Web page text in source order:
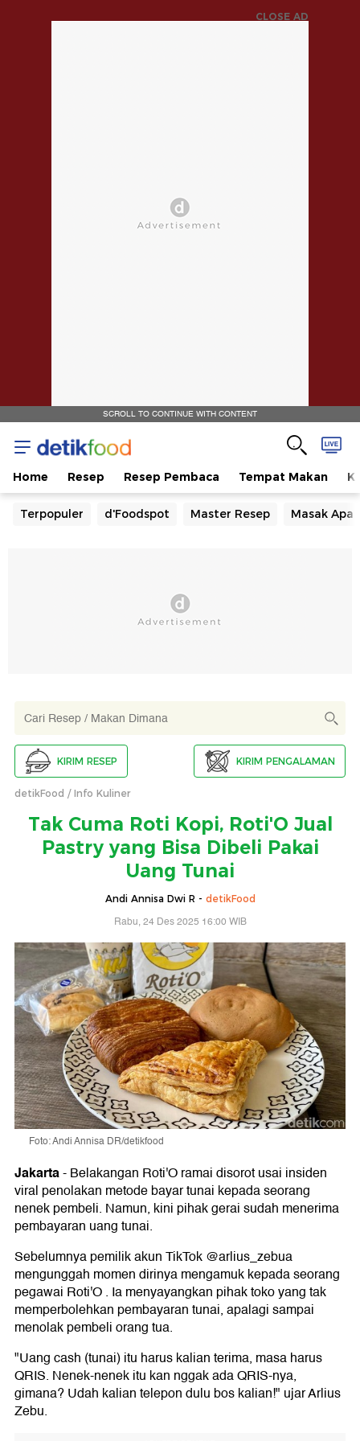
CLOSE AD
SCROLL TO CONTINUE WITH CONTENT
Home Resep Resep Pembaca Tempat Makan
Terpopuler d'Foodspot Master Resep Masak Apa
KIRIM RESEP KIRIM PENGALAMAN
detikFood Info Kuliner
Tak Cuma Roti Kopi, Roti'O Jual
Pastry yang Bisa Dibeli Pakai
Uang Tunai
Andi Annisa Dwi R - detikFood
Rabu, 24 Des 2025 16:00 WIB
Foto: Andi Annisa DR/detikfood
Jakarta-Belakangan Roti'O ramai disorot usai insiden
viral penolakan metode bayar tunai kepada seorang
nenek pembeli. Namun, kini pihak gerai sudah menerima
pembayaran uang tunai.
Sebelumnya pemilik akun TikTok @arlius_zebua
mengunggah momen dirinya mengamuk kepada seorang
pegawai Roti'O . Ia menyayangkan pihak toko yang tak
memperbolehkan pembayaran tunai, apalagi sampai
menolak pembeli orang tua.
"Uang cash (tunai) itu harus kalian terima, masa harus
QRIS. Nenek-nenek itu kan nggak ada QRIS-nya,
gimana? Udah kalian telepon dulu bos kalian!" ujar Arlius
Zebu.